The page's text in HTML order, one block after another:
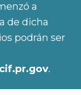
a
de dicha
podrán ser
.